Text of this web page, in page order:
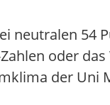
neutralen 54
oder
der Uni